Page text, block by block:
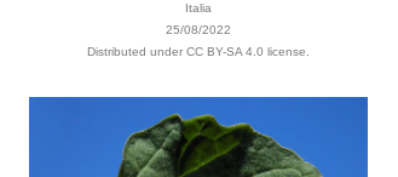
Italia
25/08/2022
Distributed under CC BY-SA 4.0 license.